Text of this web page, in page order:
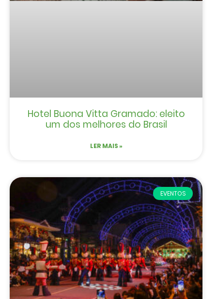
Hotel Buona Vitta Gramado: eleito
um dos melhores do Brasil
LER MAIS »
EVENTOS